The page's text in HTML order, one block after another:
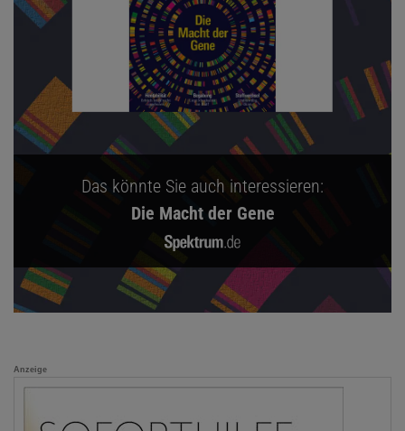
Das könnte Sie auch interessieren:
Die Macht der Gene
Anzeige